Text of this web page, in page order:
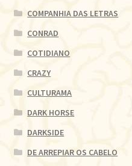
COMPANHIA DAS LETRAS
CONRAD
COTIDIANO
CRAZY
CULTURAMA
DARK HORSE
DARKSIDE
DE ARREPIAR OS CABELO